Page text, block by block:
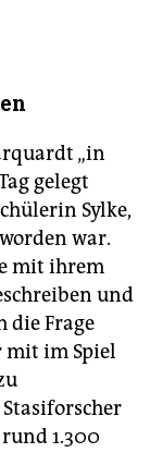
„in
gelegt
Sylke,
war.
mit ihrem
und
die Frage
mit im Spiel
1.300